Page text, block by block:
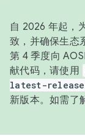
自 2026 年起，
致，并确保生态
第 4 季度向
献代码，请使用
latest-release
新版本。如需了